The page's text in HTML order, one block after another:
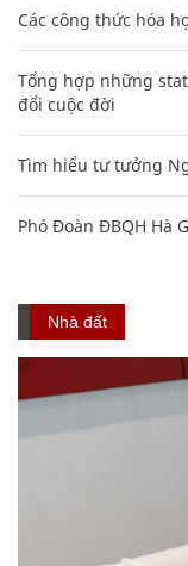
Các công thức hóa
Tổng hợp những
đổi cuộc đời
Tìm hiểu tư tưởng
Phó Đoàn ĐBQH Hà
Nhà đất